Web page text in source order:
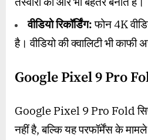
वीडियो रिकॉर्डिंग:फोन 4K
है। वीडियो की क्वालिटी भी काफी
Google Pixel 9 Pro
Google Pixel 9 Pro Fold
नहीं है, बल्कि यह परफॉर्मेंस के